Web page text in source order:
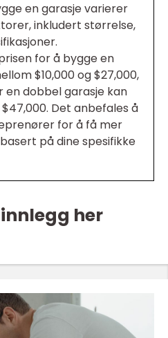
en garasje varierer
inkludert størrelse,
for å bygge en
$10,000 og $27,000,
en dobbel garasje kan
Det anbefales å
for å få mer
på dine spesifikke
her